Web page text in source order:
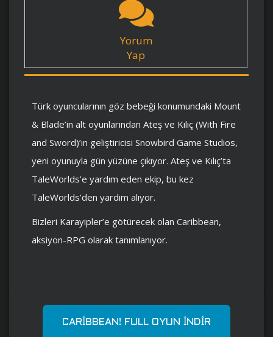
Yorum
Yap
Türk oyuncularının göz bebeği konumundaki Mount
& Blade’in alt oyunlarından Ateş ve Kılıç (With Fire
and Sword)’ın geliştiricisi Snowbird Game Studios,
yeni oyunuyla gün yüzüne çıkıyor. Ateş ve Kılıç’ta
TaleWorlds’e yardım eden ekip, bu kez
TaleWorlds’den yardım alıyor.
Bizleri Karayipler’e götürecek olan Caribbean,
aksiyon-RPG olarak tanımlanıyor.
CARIBBEAN! FULL OYUN İNDIR